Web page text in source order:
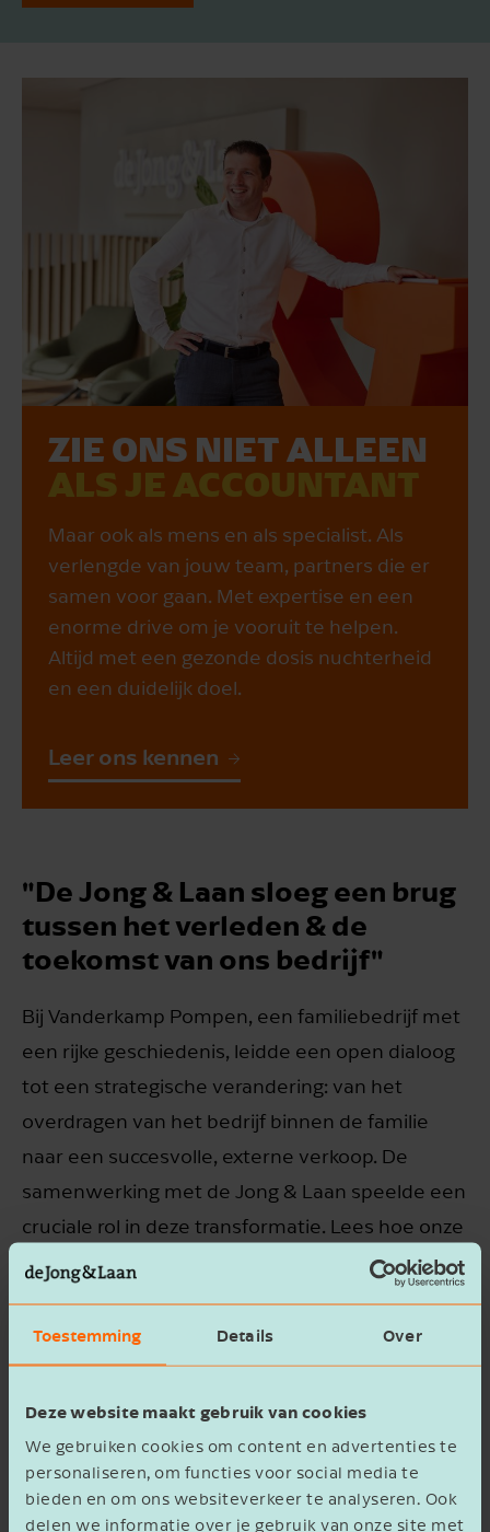
Toestemming Details Over
Deze website maakt gebruik van cookies
We gebruiken cookies om content en advertenties te
personaliseren, om functies voor social media te
bieden en om ons websiteverkeer te analyseren. Ook
delen we informatie over je gebruik van onze site met
ZIE ONS NIET ALLEEN
ALS JE ACCOUNTANT
Maar ook als mens en als specialist. Als
verlengde van jouw team, partners die er
samen voor gaan. Met expertise en een
enorme drive om je vooruit te helpen.
Altijd met een gezonde dosis nuchterheid
en een duidelijk doel.
Leer ons kennen
"De Jong & Laan sloeg een brug
tussen het verleden & de
toekomst van ons bedrijf"
Bij Vanderkamp Pompen, een familiebedrijf met
een rijke geschiedenis, leidde een open dialoog
tot een strategische verandering: van het
overdragen van het bedrijf binnen de familie
naar een succesvolle, externe verkoop. De
samenwerking met de Jong & Laan speelde een
cruciale rol in deze transformatie. Lees hoe onze
adviseurs hielpen om deze overgang soepel te
Andere klant­ervaringen